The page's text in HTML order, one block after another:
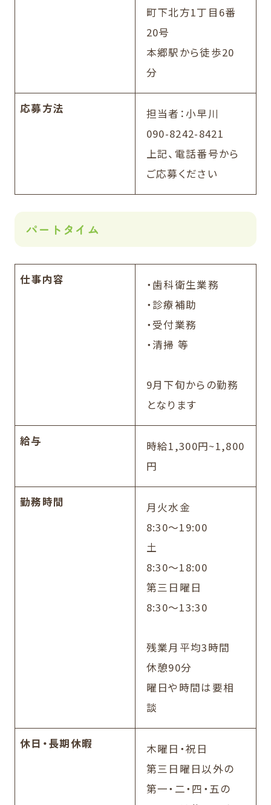
町下北方1丁目6番
20号
本郷駅から徒歩20
分
応募方法
担当者：小早川
090-8242-8421
上記、電話番号から
ご応募ください
パートタイム
仕事内容
・歯科衛生業務
・診療補助
・受付業務
・清掃 等
9月下旬からの勤務
となります
給与
時給1,300円~1,800
円
勤務時間
月火水金
8:30～19:00
土
8:30～18:00
第三日曜日
8:30～13:30
残業月平均3時間
休憩90分
曜日や時間は要相
談
休日・長期休暇
木曜日・祝日
第三日曜日以外の
第一・二・四・五の